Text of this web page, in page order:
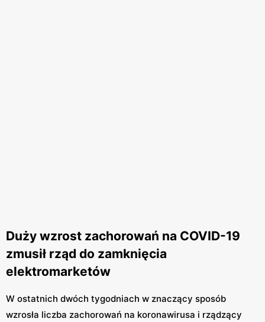
Duży wzrost zachorowań na COVID-19
zmusił rząd do zamknięcia
elektromarketów
W ostatnich dwóch tygodniach w znaczący sposób
wzrosła liczba zachorowań na koronawirusa i rządzący